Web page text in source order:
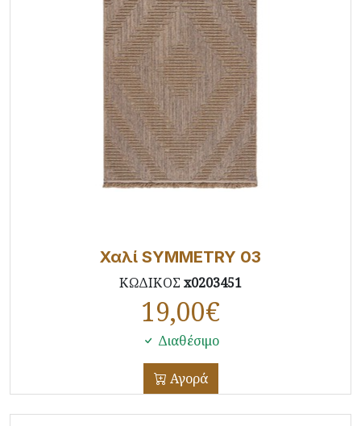
Χαλί SYMMETRY 03
ΚΩΔΙΚΟΣ x0203451
19,00€
Διαθέσιμο
Αγορά